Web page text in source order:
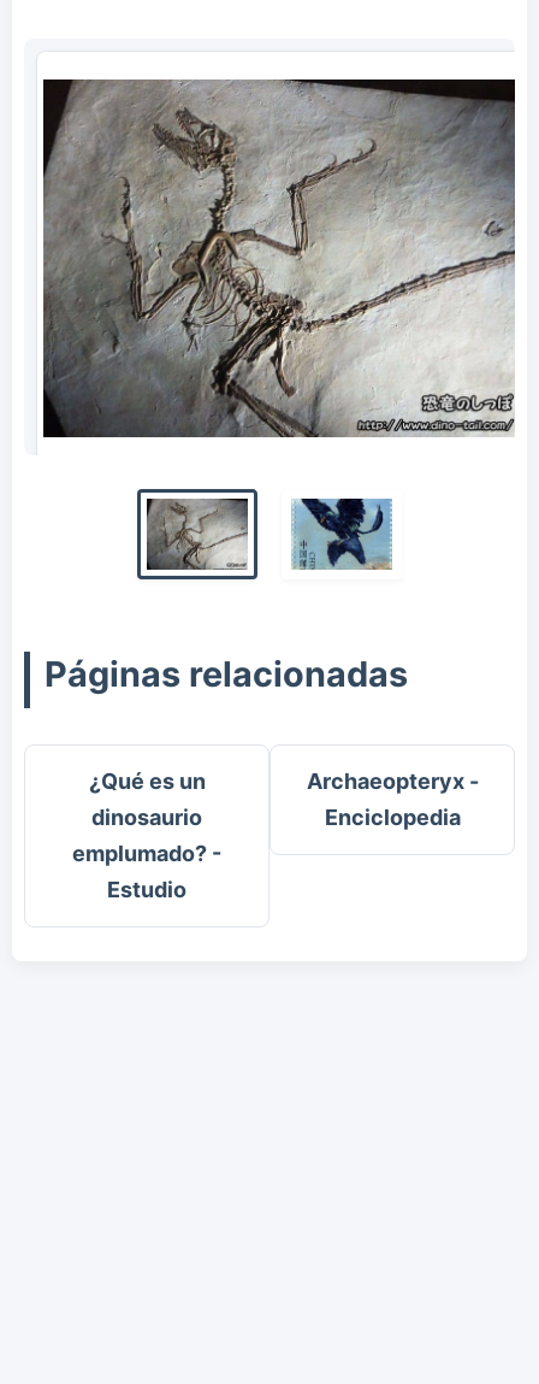
Esqueleto fósil completo de Microraptor
Páginas relacionadas
¿Qué es un
dinosaurio
emplumado? -
Estudio
Archaeopteryx -
Enciclopedia